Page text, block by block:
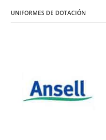
UNIFORMES DE DOTACIÓN